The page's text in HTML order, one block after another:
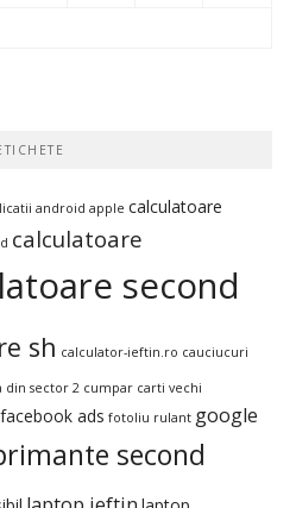
android apple calculatoare
calculatoare
second
sh calculator-ieftin.ro cauciucuri
din sector 2 cumpar carti vechi
facebook ads fotoliu rulant google
second